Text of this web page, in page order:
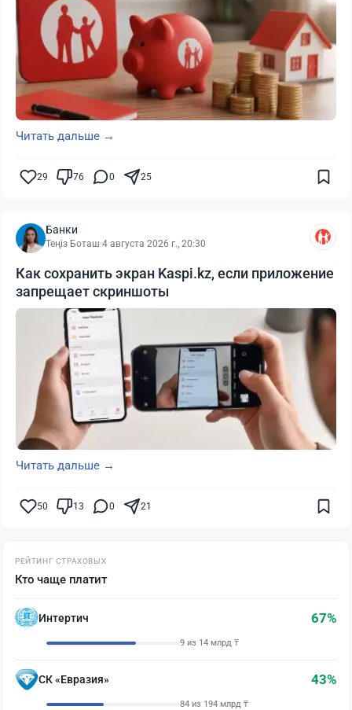
Читать дальше →
29 76 0 25
Банки
Теңіз Боташ·4 августа 2026 г., 20:30
Как сохранить экран Kaspi.kz, если приложение
запрещает скриншоты
Читать дальше →
50 13 0 21
РЕЙТИНГ СТРАХОВЫХ
Кто чаще платит
Интертич 67%
9 из 14 млрд ₸
СК «Евразия» 43%
84 из 194 млрд ₸